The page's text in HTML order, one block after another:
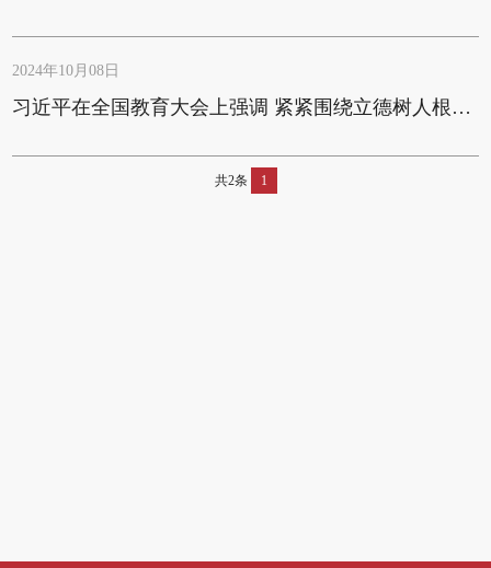
2024年10月08日
习近平在全国教育大会上强调 紧紧围绕立德树人根本任务 朝着建成教育强国战略目标扎实迈进
共2条 1